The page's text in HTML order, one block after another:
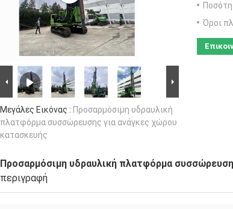
Μεγάλες Εικόνας : Προσαρμόσιμη υδραυλική
πλατφόρμα συσσώρευσης για ανάγκες χώρου
κατασκευής
Όροι
Προσαρμόσιμη υδραυλική πλατφόρμα
περιγραφή